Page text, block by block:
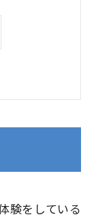
験をしている